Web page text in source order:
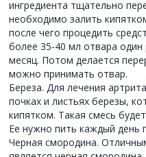
ингредиента тщательно
необходимо залить
после чего процедить
более 35-40 мл отвара один
месяц. Потом делается
можно принимать отвар.
Береза. Для лечения
почках и листьях березы,
кипятком. Такая смесь
Ее нужно пить каждый день
Черная смородина.